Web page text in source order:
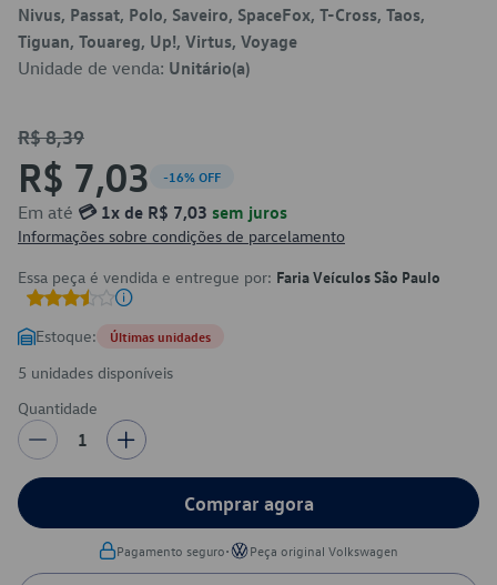
Nivus, Passat, Polo, Saveiro, SpaceFox, T-Cross, Taos,
Tiguan, Touareg, Up!, Virtus, Voyage
Unidade de venda: Unitário(a)
R$ 8,39
R$ 7,03 -16% OFF
Em até 💳 1x de R$ 7,03 sem juros
Informações sobre condições de parcelamento
Essa peça é vendida e entregue por: Faria Veículos São Paulo
Estoque: Últimas unidades
5 unidades disponíveis
Quantidade
1
Comprar agora
Pagamento seguro• Peça original Volkswagen